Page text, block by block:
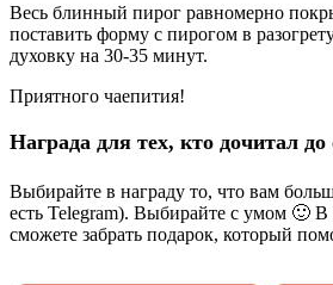
Весь блинный пирог равномерно
поставить форму с пирогом в
духовку на 30-35 минут.
Приятного чаепития!
Награда для тех, кто дочитал
Выбирайте в награду то, что вам
есть Telegram). Выбирайте с умом 🙂
сможете забрать подарок, который